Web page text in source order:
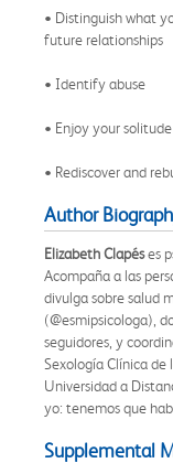
• Distinguish what
future relationships
• Identify abuse
• Enjoy your solitude
• Rediscover and
Author
Elizabeth Clapéses
Acompaña a las
divulga sobre salud
(@esmipsicologa),
seguidores, y
Sexología Clínica de
Universidad a
yo: tenemos que
Supplemental